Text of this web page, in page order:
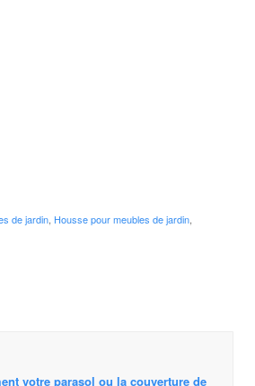
de jardin, Housse pour meubles de jardin,
votre parasol ou la couverture de